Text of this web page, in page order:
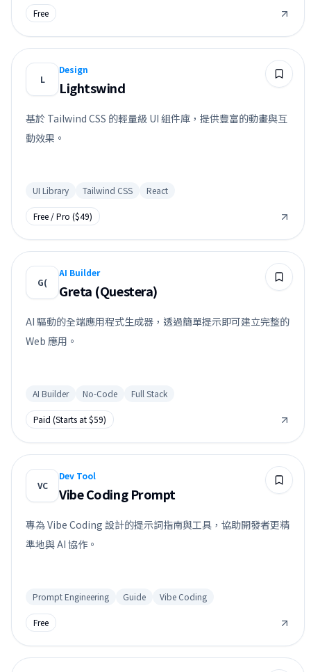
Free
L
Design
Lightswind
基於 Tailwind CSS 的輕量級 UI 組件庫，提供豐富的動畫與互
動效果。
UI Library Tailwind CSS React
Free / Pro ($49)
G(
AI Builder
Greta (Questera)
AI 驅動的全端應用程式生成器，透過簡單提示即可建立完整的
Web 應用。
AI Builder No-Code Full Stack
Paid (Starts at $59)
VC
Dev Tool
Vibe Coding Prompt
專為 Vibe Coding 設計的提示詞指南與工具，協助開發者更精
準地與 AI 協作。
Prompt Engineering Guide Vibe Coding
Free